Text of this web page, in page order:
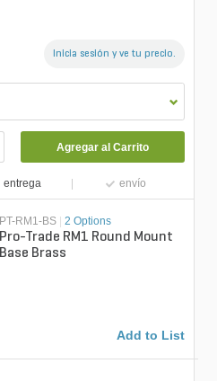
Inicia sesión y ve tu precio.
Agregar al Carrito
entrega envío
PT-RM1-BS 2 Options
Pro-Trade RM1 Round Mount
Base Brass
Add to List